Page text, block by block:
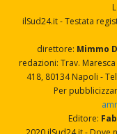
ilSud24.it - Testata
direttore: Mimmo
redazioni: Trav.
418, 80134 Napoli -
Per
Editore: